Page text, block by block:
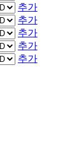
추가
추가
추가
추가
추가